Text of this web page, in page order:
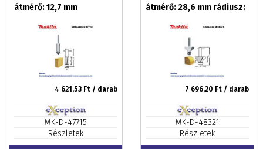
átmérő: 12,7 mm
MAKITA (MK-D-47715)
4 621,53 Ft / darab
MK-D-47715
Részletek
átmérő: 28,6 mm rádiusz:
7 696,20 Ft / darab
MK-D-48321
Részletek